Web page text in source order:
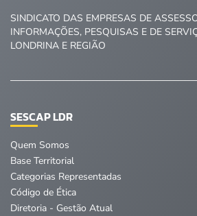
SINDICATO DAS EMPRESAS DE
INFORMAÇÕES, PESQUISAS E DE
LONDRINA E REGIÃO
SESCAP LDR
Quem Somos
Base Territorial
Categorias Representadas
Código de Ética
Diretoria - Gestão Atual